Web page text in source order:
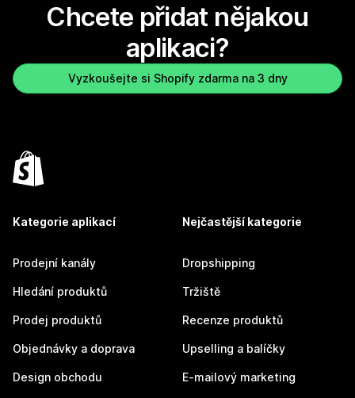
Chcete přidat nějakou
aplikaci?
Vyzkoušejte si Shopify zdarma na 3 dny
Kategorie aplikací
Prodejní kanály
Hledání produktů
Prodej produktů
Objednávky a doprava
Design obchodu
Nejčastější kategorie
Dropshipping
Tržiště
Recenze produktů
Upselling a balíčky
E-mailový marketing